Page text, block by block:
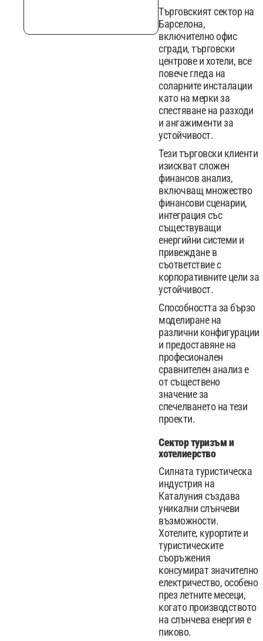
Търговският сектор на
Барселона,
включително офис
сгради, търговски
центрове и хотели, все
повече гледа на
соларните инсталации
като на мерки за
спестяване на разходи
и ангажименти за
устойчивост.
Тези търговски клиенти
изискват сложен
финансов анализ,
включващ множество
финансови сценарии,
интеграция със
съществуващи
енергийни системи и
привеждане в
съответствие с
корпоративните цели за
устойчивост.
Способността за бързо
моделиране на
различни конфигурации
и предоставяне на
професионален
сравнителен анализ е
от съществено
значение за
спечелването на тези
проекти.
Сектор туризъм и
хотелиерство
Силната туристическа
индустрия на
Каталуния създава
уникални слънчеви
възможности.
Хотелите, курортите и
туристическите
съоръжения
консумират значително
електричество, особено
през летните месеци,
когато производството
на слънчева енергия е
пиково.